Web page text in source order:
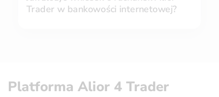
Trader w bankowości internetowej?
Platforma Alior 4 Trader